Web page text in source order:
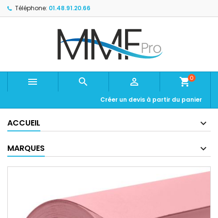
Téléphone: 01.48.91.20.66
   shopping_cart0
Créer un devis à partir du panier
ACCUEIL
MARQUES